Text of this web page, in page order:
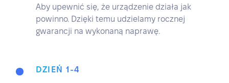
Aby upewnić się, że urządzenie działa jak
powinno. Dzięki temu udzielamy rocznej
gwarancji na wykonaną naprawę.
DZIEŃ 1-4